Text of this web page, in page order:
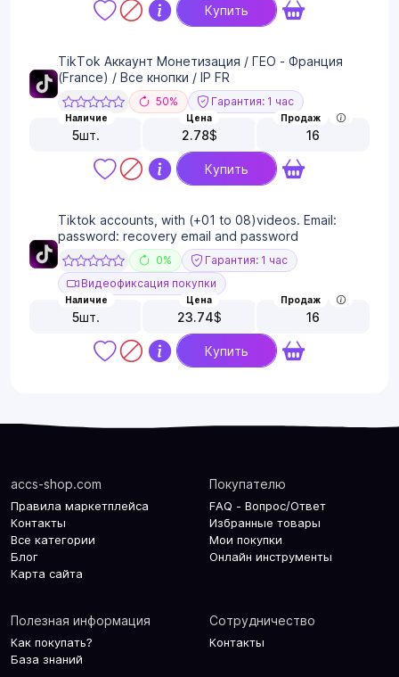
Купить
TikTok Аккаунт Монетизация / ГЕО - Франция
(France) / Все кнопки / IP FR
50% Гарантия: 1 час
Наличие
5шт.
Цена
2.78$
Продаж
16
Купить
Tiktok accounts, with (+01 to 08)videos. Email:
password: recovery email and password
0%
Гарантия: 1 час
Видеофиксация покупки
Наличие
5шт.
Цена
23.74$
Продаж
16
Купить
accs-shop.com
Правила маркетплейса
Контакты
Все категории
Блог
Карта сайта
Покупателю
FAQ - Вопрос/Ответ
Избранные товары
Мои покупки
Онлайн инструменты
Полезная информация
Как покупать?
База знаний
Сотрудничество
Контакты